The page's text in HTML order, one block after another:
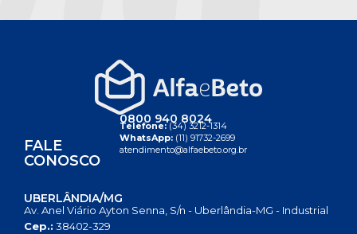
FALE
CONOSCO
0800 940 8024
Telefone:(34) 3212-1314
WhatsApp: (11) 91732-2699
atendimento@alfaebeto.org.br
UBERLÂNDIA/MG
Av. Anel Viário Ayton Senna, S/n - Uberlândia-MG - Industrial
Cep.: 38402-329